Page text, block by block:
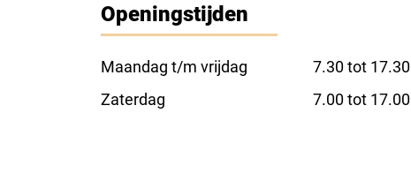
Openingstijden
Maandag t/m vrijdag
7.30 tot 17.30
Zaterdag
7.00 tot 17.00